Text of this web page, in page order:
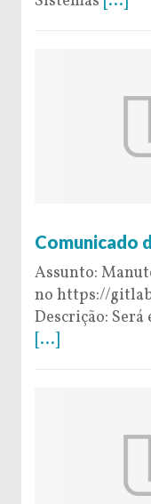
Comunicado
Assunto:
no https://
Descrição:
[...]